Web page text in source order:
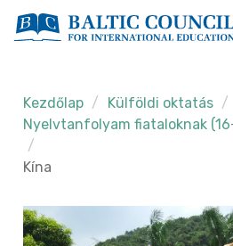
Kezdőlap
Külföldi oktatás
Nyelvtanfolyam fiataloknak
Kína